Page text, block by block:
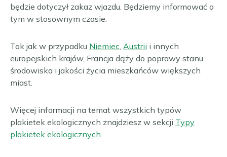
będzie dotyczył zakaz wjazdu. Będziemy informować o
tym w stosownym czasie.
Tak jak w przypadku Niemiec Austrii i innych
europejskich krajów, Francja dąży do poprawy stanu
środowiska i jakości życia mieszkańców większych
miast.
Więcej informacji na temat wszystkich typów
plakietek ekologicznych znajdziesz w sekcji Typy
plakietek ekologicznych